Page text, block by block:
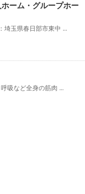
ーム・グループホー
玉県春日部市東中 ...
吸など全身の筋肉 ...